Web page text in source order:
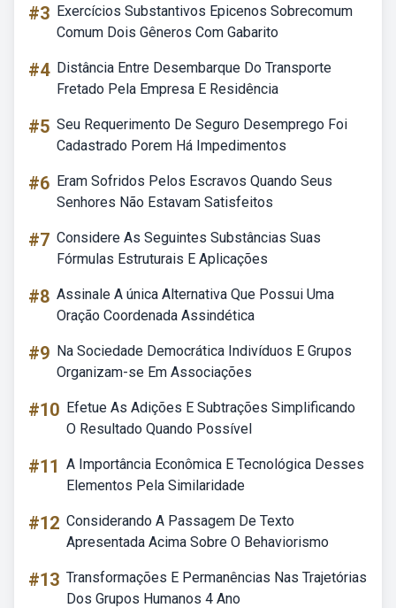
#3 Exercícios Substantivos Epicenos Sobrecomum
Comum Dois Gêneros Com Gabarito
#4 Distância Entre Desembarque Do Transporte
Fretado Pela Empresa E Residência
#5 Seu Requerimento De Seguro Desemprego Foi
Cadastrado Porem Há Impedimentos
#6 Eram Sofridos Pelos Escravos Quando Seus
Senhores Não Estavam Satisfeitos
#7 Considere As Seguintes Substâncias Suas
Fórmulas Estruturais E Aplicações
#8 Assinale A única Alternativa Que Possui Uma
Oração Coordenada Assindética
#9 Na Sociedade Democrática Indivíduos E Grupos
Organizam-se Em Associações
#10 Efetue As Adições E Subtrações Simplificando
O Resultado Quando Possível
#11 A Importância Econômica E Tecnológica Desses
Elementos Pela Similaridade
#12 Considerando A Passagem De Texto
Apresentada Acima Sobre O Behaviorismo
#13 Transformações E Permanências Nas Trajetórias
Dos Grupos Humanos 4 Ano